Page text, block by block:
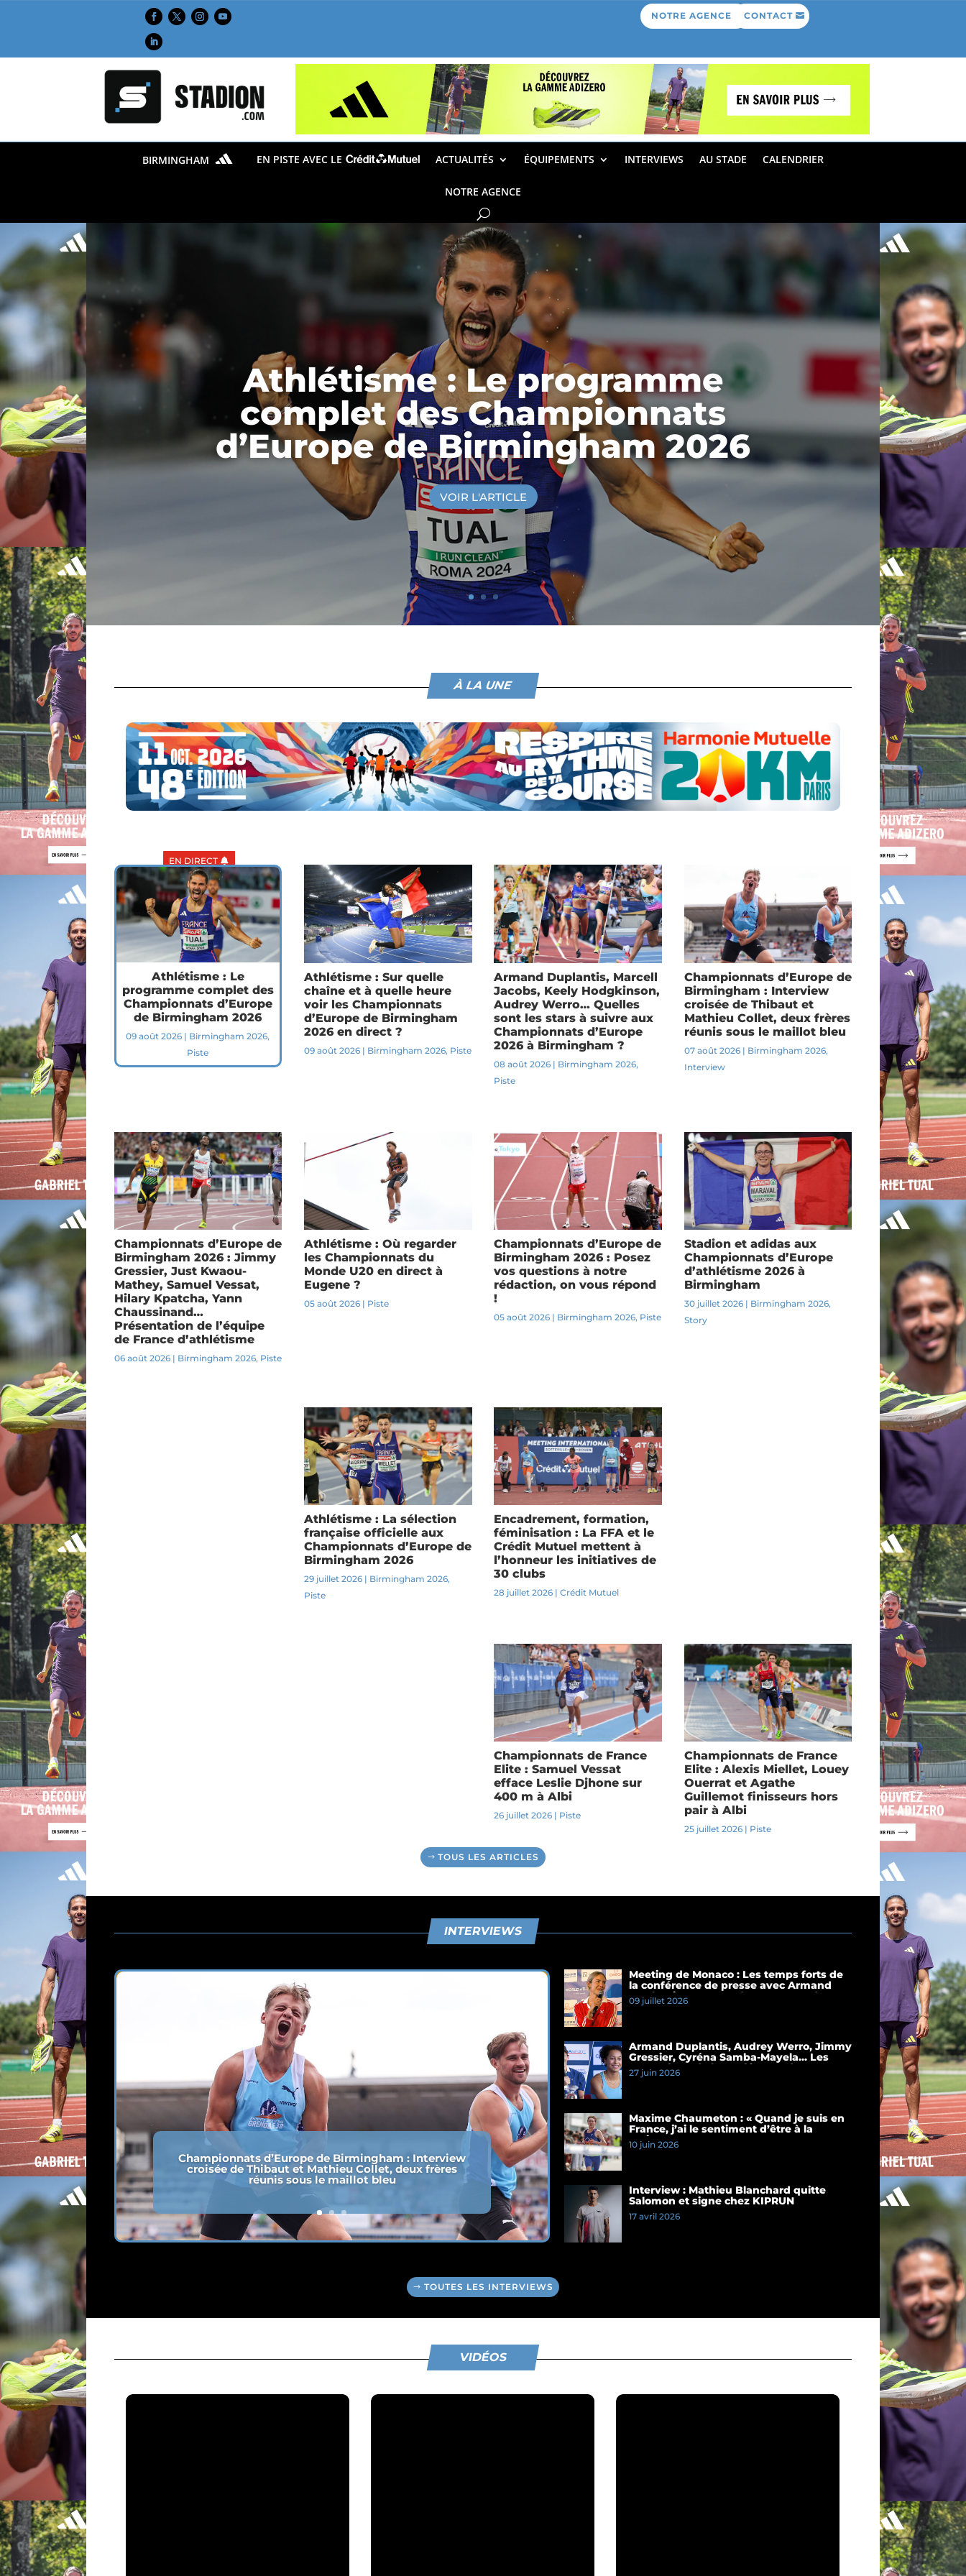
NOTRE AGENCE CONTACT
BIRMINGHAM EN PISTE AVEC LE ACTUALITÉS ÉQUIPEMENTS INTERVIEWS AU STADE CALENDRIER
NOTRE AGENCE
Athlétisme : Le programme
complet des Championnats
d’Europe de Birmingham 2026
VOIR L'ARTICLE
À LA UNE
EN DIRECT
Athlétisme : Le
programme complet des
Championnats d’Europe
de Birmingham 2026
09 août 2026 | Birmingham 2026,
Piste
Athlétisme : Sur quelle
chaîne et à quelle heure
voir les Championnats
d’Europe de Birmingham
2026 en direct ?
09 août 2026 | Birmingham 2026, Piste
Armand Duplantis, Marcell
Jacobs, Keely Hodgkinson,
Audrey Werro… Quelles
sont les stars à suivre aux
Championnats d’Europe
2026 à Birmingham ?
08 août 2026 | Birmingham 2026,
Piste
Championnats d’Europe de
Birmingham : Interview
croisée de Thibaut et
Mathieu Collet, deux frères
réunis sous le maillot bleu
07 août 2026| Birmingham 2026,
Interview
Championnats d’Europe de
Birmingham 2026 : Jimmy
Gressier, Just Kwaou-
Mathey, Samuel Vessat,
Hilary Kpatcha, Yann
Chaussinand…
Présentation de l’équipe
de France d’athlétisme
06 août 2026| Birmingham 2026, Piste
Athlétisme : Où regarder
les Championnats du
Monde U20 en direct à
Eugene ?
05 août 2026 | Piste
Championnats d’Europe de
Birmingham 2026 : Posez
vos questions à notre
rédaction, on vous répond
!
05 août 2026 | Birmingham 2026, Piste
Stadion et adidas aux
Championnats d’Europe
d’athlétisme 2026 à
Birmingham
30 juillet 2026| Birmingham 2026,
Story
Athlétisme : La sélection
française officielle aux
Championnats d’Europe de
Birmingham 2026
29 juillet 2026 | Birmingham 2026,
Piste
Encadrement, formation,
féminisation : La FFA et le
Crédit Mutuel mettent à
l’honneur les initiatives de
30 clubs
28 juillet 2026 |Crédit Mutuel
Championnats de France
Elite : Samuel Vessat
efface Leslie Djhone sur
400 m à Albi
26 juillet 2026 | Piste
Championnats de France
Elite : Alexis Miellet, Louey
Ouerrat et Agathe
Guillemot finisseurs hors
pair à Albi
25 juillet 2026| Piste
TOUS LES ARTICLES
INTERVIEWS
Championnats d’Europe de Birmingham : Interview
croisée de Thibaut et Mathieu Collet, deux frères
réunis sous le maillot bleu
Meeting de Monaco : Les temps forts de
la conférence de presse avec Armand
Duplantis et Cassandre Beaugrand
09 juillet 2026
Armand Duplantis, Audrey Werro, Jimmy
Gressier, Cyréna Samba-Mayela… Les
temps forts de la conférence de presse
du Meeting de Paris 2026
27 juin 2026
Maxime Chaumeton : « Quand je suis en
France, j’ai le sentiment d’être à la
maison »
10 juin 2026
Interview : Mathieu Blanchard quitte
Salomon et signe chez KIPRUN
17 avril 2026
TOUTES LES INTERVIEWS
VIDÉOS